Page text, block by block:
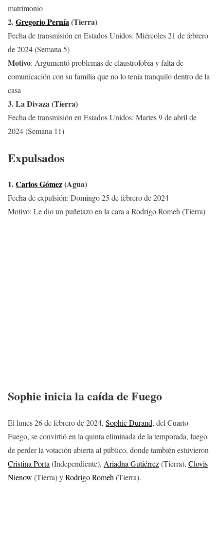
matrimonio
2.Gregorio Pernía(Tierra)
Fecha de transmisión en Estados Unidos: Miércoles 21 de febrero
de 2024 (Semana 5)
Motivo: Argumentó problemas de claustrofobia y falta de
comunicación con su familia que no lo tenía tranquilo dentro de la
casa
3. La Divaza (Tierra)
Fecha de transmisión en Estados Unidos: Martes 9 de abril de
2024 (Semana 11)
Expulsados
1.Carlos Gómez(Agua)
Fecha de expulsión: Domingo 25 de febrero de 2024
Motivo: Le dio un puñetazo en la cara a Rodrigo Romeh (Tierra)
Sophie inicia la caída de Fuego
El lunes 26 de febrero de 2024, Sophie Durand, del Cuarto
Fuego, se convirtió en la quinta eliminada de la temporada, luego
de perder la votación abierta al público, donde también estuvieron
Cristina Porta(Independiente), Ariadna Gutiérrez(Tierra), Clovis
Nienow (Tierra) yRodrigo Romeh(Tierra).